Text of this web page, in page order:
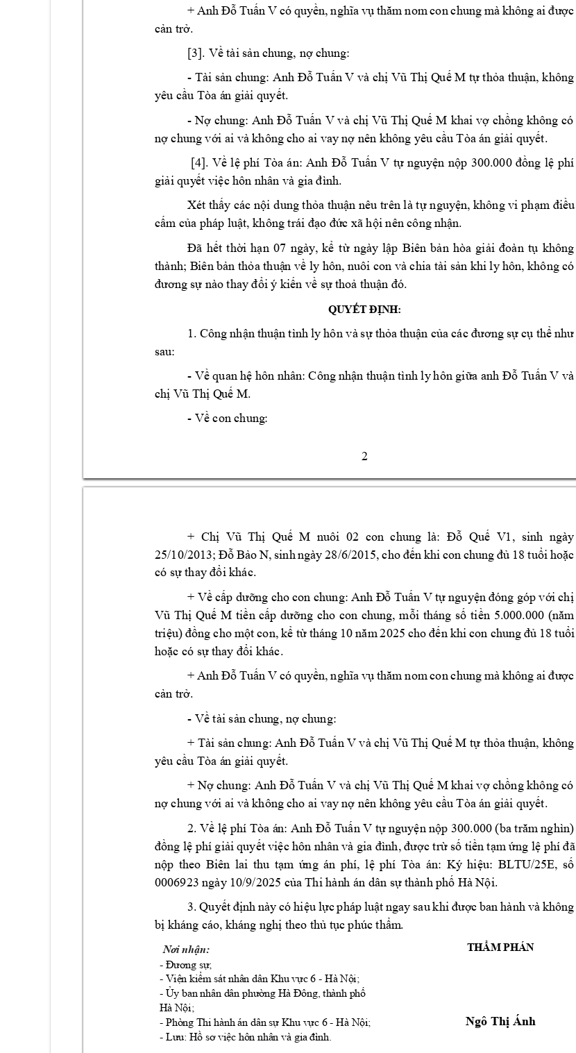
2
+ Anh Đỗ Tuấn Vcóquyền, nghĩa vụ thăm nom con chung mà không ai được
cản trở.
[3]. Về tài sản chung, nợ chung:
- Tài sản chung: Anh Đỗ Tuấn V và chị Vũ Thị Quế M tự thỏa thuận, không
yêu cầu Tòa án giải quyết.
- Nợ chung: Anh Đỗ Tuấn Vvà chị Vũ Thị Quế M khai vợ chồng không có
nợ chung với ai và không cho ai vay nợ nên không yêu cầu Tòa án giải quyết.
[4]. Về lệ phí Tòa án: Anh Đỗ Tuấn V tự nguyện nộp 300.000 đồng lệ phí
giải quyết việc hôn nhân và gia đình.
Xét thấy các nội dung thỏa thuận nêu trên là tự nguyện, không vi phạm điều
cấm của pháp luật, không trái đạo đức xã hội nên công nhận.
Đã hết thời hạn 07 ngày, kể từ ngày lập Biên bản hòa giải đoàn tụ không
thành; Biên bản thỏa thuận về ly hôn, nuôi con và chia tài sản khi ly hôn, không có
đương sự nào thay đổi ý kiến về sự thoả thuận đó.
QUYẾT ĐỊNH:
1. Công nhận thuận tình ly hôn và sự thỏa thuận của các đương sự cụ thể như
sau:
- Về quan hệ hôn nhân: Công nhận thuận tình ly hôn giữa anh Đỗ Tuấn V và
chị Vũ Thị Quế M.
- Về con chung:
+ Chị Vũ Thị Quế
  M
nuôi 02 con chung  là: Đỗ Quế V1, sinh ngày
25/10/2013; ĐỗBảo N, sinh ngày 28/6/2015, cho đến khi con chung đủ 18 tuổi hoặc
có sự thay đổi khác.
+ Về cấp dưỡng cho con chung: Anh Đỗ Tuấn Vtự nguyện đóng góp với chị
Vũ Thị Quế M tiền cấp dưỡng cho con chung, mỗi tháng số tiền 5.000.000 (năm
triệu) đồng cho một con, kể từ tháng 10 năm 2025 cho đến khi con chung đủ 18 tuổi
hoặc có sự thay đổi khác.
+ Anh Đỗ Tuấn Vcóquyền, nghĩa vụ thăm nom con chung mà không ai được
cản trở.
- Về tài sản chung, nợ chung:
+ Tài sản chung: Anh Đỗ Tuấn Vvà chị Vũ Thị Quế M tự thỏa thuận, không
yêu cầu Tòa án giải quyết.
+ Nợ chung: Anh Đỗ Tuấn V và chị Vũ Thị Quế M khai vợ chồng không có
nợ chung với ai và không cho ai vay nợ nên không yêu cầu Tòa án giải quyết.
2. Về lệ phí Tòa án: Anh Đỗ Tuấn V tự nguyện nộp 300.000 (ba trăm nghìn)
đồng lệ phí giải quyết việc hôn nhân và gia đình, được trừ số tiền tạm ứng lệ phí đã
nộp theo Biên lai thu tạm ứng án phí, lệ phí Tòa án: Ký hiệu: BLTU/25E, số
0006923 ngày 10/9/2025 của Thi hành án dân sự thành phố Hà Nội.
3. Quyết định này có hiệu lực pháp luật ngay sau khi được ban hành và không
bị kháng cáo, kháng nghị theo thủ tục phúc thẩm.
Nơi nhận:
- Đương sự;
- Viện kiểm sát nhân dân Khu vực 6 - Hà Nội;
- Ủy ban nhân dân phường Hà Đông, thành phố
Hà Nội;
- Phòng Thi hành án dân sự Khu vực 6 - Hà Nội;
- Lưu: Hồ sơ việc hôn nhân và gia đình.
THẨM PHÁN
Ngô Thị Ánh